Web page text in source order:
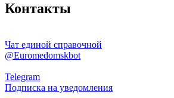
Контакты
Чат единой справочной
@Euromedomskbot
Telegram
Подписка на уведомления